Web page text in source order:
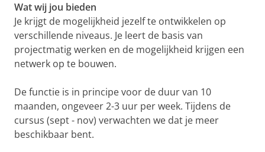
Wat wij jou bieden
Je krijgt de mogelijkheid jezelf te ontwikkelen op
verschillende niveaus. Je leert de basis van
projectmatig werken en de mogelijkheid krijgen een
netwerk op te bouwen.
De functie is in principe voor de duur van 10
maanden, ongeveer 2-3 uur per week. Tijdens de
cursus (sept - nov) verwachten we dat je meer
beschikbaar bent.